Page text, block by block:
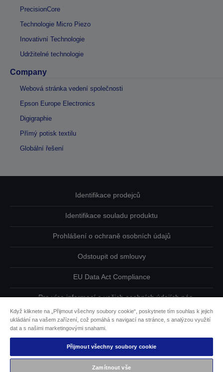
PrecisionCore
Technologie Micro Piezo
Inovativní Technologie
Udržitelné technologie
Company
Webová stránka vedení společnosti
Epson Europe Electronics
Digigraphie
Přímý potisk textilu
Globální řešení
Identifikace prodejců
Identifikace souladu produktu
Prohlášení o ochraně osobních údajů
Odstoupit od smlouvy
EU Data Act Compliance
Pro více informací o vašich osobních údajích nás
Informace o souborech cookie
Závazek usnadnění přístupu společnosti Epson
Když kliknete na „Přijmout všechny soubory cookie“, poskytnete tím souhlas k jejich
ukládání na vašem zařízení, což pomáhá s navigací na stránce, s analýzou využití
dat a s našimi marketingovými snahami.
Přijmout všechny soubory cookie
Zamítnout vše